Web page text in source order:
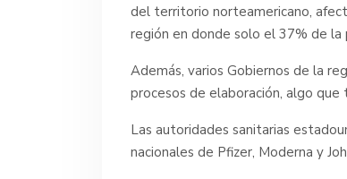
del territorio norteamericano,
región en donde solo el 37% de la
Además, varios Gobiernos de la
procesos de elaboración, algo
Las autoridades sanitarias
nacionales de Pfizer, Moderna y